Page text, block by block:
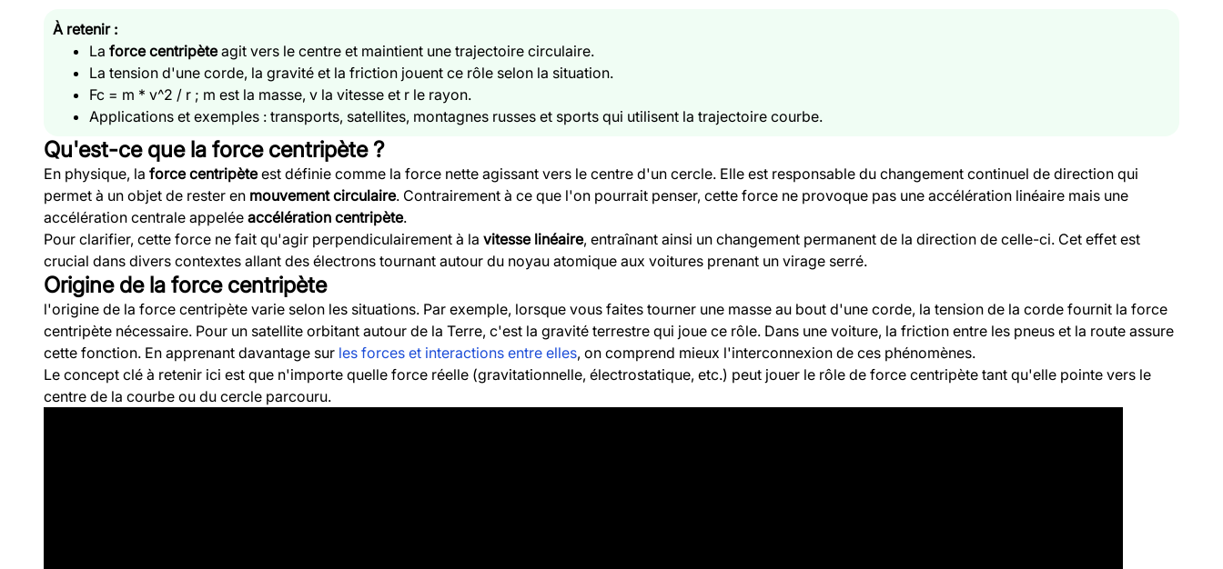
À retenir :
La force centripèteagit vers le centre et maintient une trajectoire circulaire.
La tension d'une corde, la gravité et la friction jouent ce rôle selon la situation.
Fc = m * v^2 / r ; m est la masse, v la vitesse et r le rayon.
Applications et exemples : transports, satellites, montagnes russes et sports qui utilisent la trajectoire courbe.
Qu'est-ce que la force centripète ?
En physique, la force centripèteest définie comme la force nette agissant vers le centre d'un cercle. Elle est responsable du changement continuel de direction qui
permet à un objet de rester en mouvement circulaire. Contrairement à ce que l'on pourrait penser, cette force ne provoque pas une accélération linéaire mais une
accélération centrale appelée accélération centripète.
Pour clarifier, cette force ne fait qu'agir perpendiculairement à la vitesse linéaire, entraînant ainsi un changement permanent de la direction de celle-ci. Cet effet est
crucial dans divers contextes allant des électrons tournant autour du noyau atomique aux voitures prenant un virage serré.
Origine de la force centripète
l'origine de la force centripète varie selon les situations. Par exemple, lorsque vous faites tourner une masse au bout d'une corde, la tension de la corde fournit la force
centripète nécessaire. Pour un satellite orbitant autour de la Terre, c'est la gravité terrestre qui joue ce rôle. Dans une voiture, la friction entre les pneus et la route assure
cette fonction. En apprenant davantage sur les forces et interactions entre elles, on comprend mieux l'interconnexion de ces phénomènes.
Le concept clé à retenir ici est que n'importe quelle force réelle (gravitationnelle, électrostatique, etc.) peut jouer le rôle de force centripète tant qu'elle pointe vers le
centre de la courbe ou du cercle parcouru.